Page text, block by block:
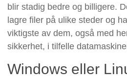
blir stadig bedre og billigere.
lagre filer på ulike steder og
viktigste av dem, også med
sikkerhet, i tilfelle
Windows eller